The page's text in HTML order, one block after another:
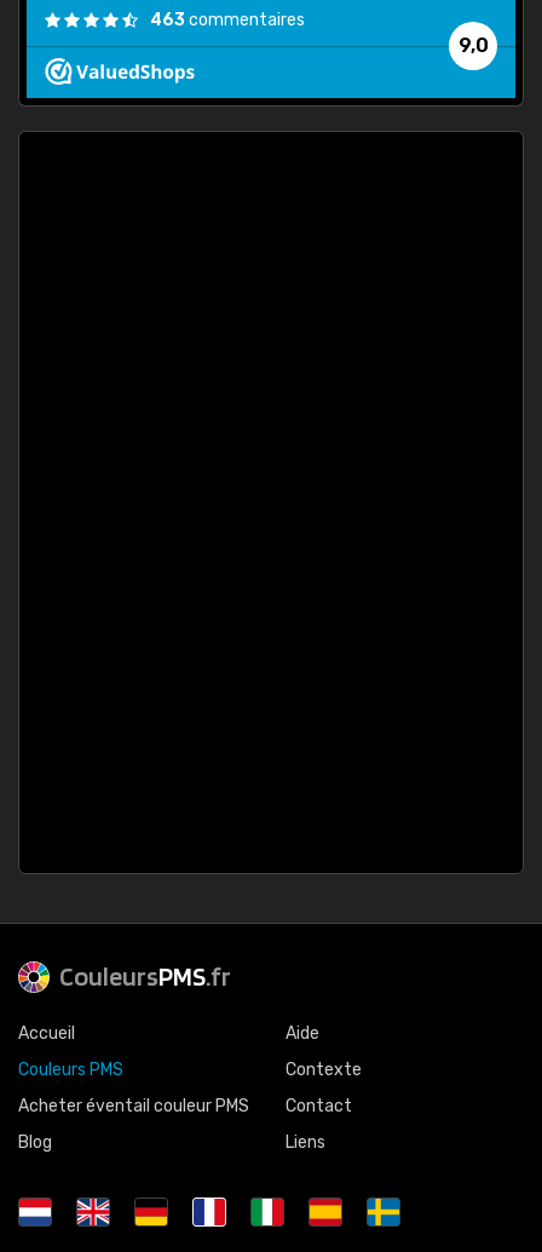
9,0
463commentaires
CouleursPMS.fr
Accueil
Couleurs PMS
Acheter éventail couleur PMS
Blog
Aide
Contexte
Contact
Liens